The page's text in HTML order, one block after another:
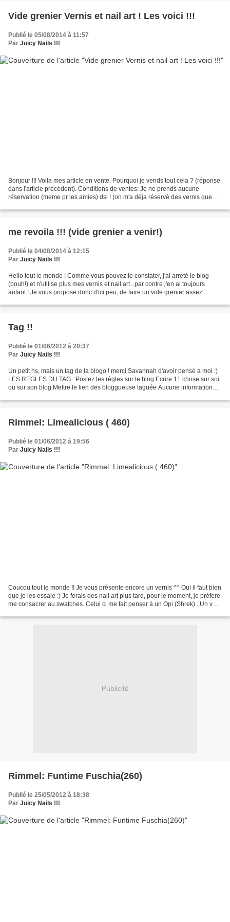
Vide grenier Vernis et nail art ! Les voici !!!
Publié le 05/08/2014 à 11:57
Par Juicy Nails !!!
Bonjour !!! Voila mes article en vente. Pourquoi je vends tout cela ? (réponse
dans l'article précédent). Conditions de ventes: Je ne prends aucune
réservation (meme pr les amies) dsl ! (on m'a déja réservé des vernis que
me revoila !!! (vide grenier a venir!)
Publié le 04/08/2014 à 12:15
Par Juicy Nails !!!
Hello tout le monde ! Comme vous pouvez le constater, j'ai arreté le blog
(bouh!) et n'utilise plus mes vernis et nail art ..par contre j'en ai toujours
autant ! Je vous propose donc d'ici peu, de faire un vide grenier assez
Tag !!
Publié le 01/06/2012 à 20:37
Par Juicy Nails !!!
Un petit hs, mais un tag de la blogo ! merci Savannah d'avoir pensé a moi :)
LES REGLES DU TAG : Postez les règles sur le blog Ecrire 11 chose sur soi
ou sur son blog Mettre le lien des bloggueuse taguée Aucune information
Rimmel: Limealicious ( 460)
Publié le 01/06/2012 à 19:56
Par Juicy Nails !!!
Coucou tout le monde !! Je vous présente encore un vernis ^^ Oui il faut bien
que je les essaie :) Je ferais des nail art plus tard, pour le moment, je préfere
me consacrer au swatches. Celui ci me fait penser à un Opi (Shrek) ..Un vert
Publicité
Rimmel: Funtime Fuschia(260)
Publié le 25/05/2012 à 18:38
Par Juicy Nails !!!